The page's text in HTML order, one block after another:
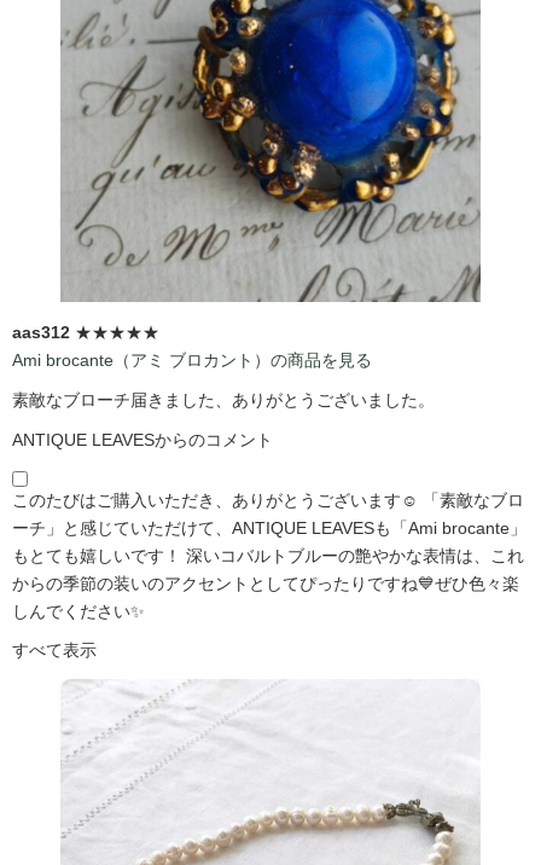
aas312 ★★★★★
Ami brocante（アミ ブロカント）の商品を見る
素敵なブローチ届きました、ありがとうございました。
ANTIQUE LEAVESからのコメント
このたびはご購入いただき、ありがとうございます☺️ 「素敵なブロ
ーチ」と感じていただけて、ANTIQUE LEAVESも「Ami brocante」
もとても嬉しいです！ 深いコバルトブルーの艶やかな表情は、これ
からの季節の装いのアクセントとしてぴったりですね💙ぜひ色々楽
しんでください✨
すべて表示